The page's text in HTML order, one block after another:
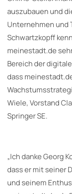
auszubauen und
Unternehmen und
Schwartzkopff
meinestadt.de
Bereich der
dass
Wiele, Vorstand
Springer SE.
„Ich danke Georg
dass er mit seiner
und seinem